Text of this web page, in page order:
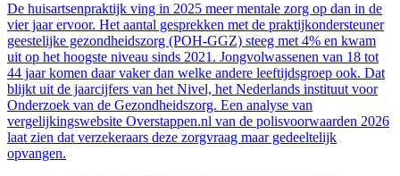
De huisartsenpraktijk ving in 2025 meer mentale zorg op dan in de
vier jaar ervoor. Het aantal gesprekken met de praktijkondersteuner
geestelijke gezondheidszorg (POH-GGZ) steeg met 4% en kwam
uit op het hoogste niveau sinds 2021. Jongvolwassenen van 18 tot
44 jaar komen daar vaker dan welke andere leeftijdsgroep ook. Dat
blijkt uit de jaarcijfers van het Nivel, het Nederlands instituut voor
Onderzoek van de Gezondheidszorg. Een analyse van
vergelijkingswebsite Overstappen.nl van de polisvoorwaarden 2026
laat zien dat verzekeraars deze zorgvraag maar gedeeltelijk
opvangen.